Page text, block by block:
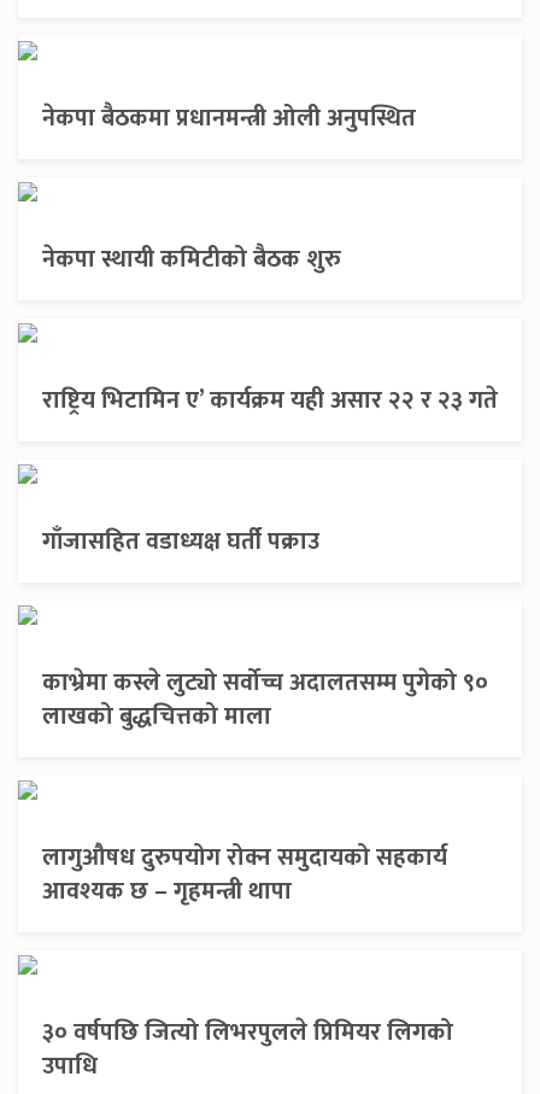
नेकपा बैठकमा प्रधानमन्त्री ओली अनुपस्थित
नेकपा स्थायी कमिटीको बैठक शुरु
राष्ट्रिय भिटामिन ए’ कार्यक्रम यही असार २२ र २३ गते
गाँजासहित वडाध्यक्ष घर्ती पक्राउ
काभ्रेमा कस्ले लुट्यो सर्वोच्च अदालतसम्म पुगेको ९०
लाखको बुद्धचित्तको माला
लागुऔषध दुरुपयोग रोक्न समुदायको सहकार्य
आवश्यक छ – गृहमन्त्री थापा
३० वर्षपछि जित्यो लिभरपुलले प्रिमियर लिगको
उपाधि